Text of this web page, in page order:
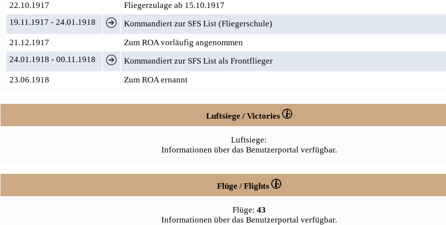
22.10.1917
Fliegerzulage ab 15.10.1917
19.11.1917 - 24.01.1918
Kommandiert zur SFS List (Fliegerschule)
21.12.1917
Zum ROA vorläufig angenommen
24.01.1918 - 00.11.1918
Kommandiert zur SFS List als Frontflieger
23.06.1918
Zum ROA ernannt
Luftsiege / Victories
Luftsiege:
Informationen über das Benutzerportal verfügbar.
Flüge / Flights
Flüge: 43
Informationen über das Benutzerportal verfügbar.